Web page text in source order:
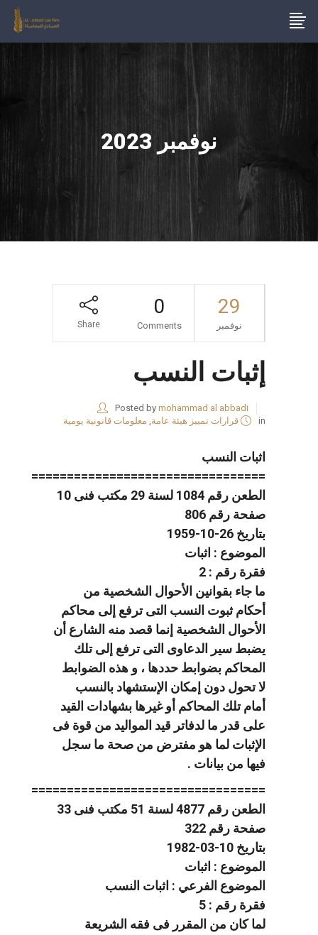
نوفمبر 2023
29
نوفمبر
0
Comments
Share
إثبات النسب
Posted by mohammad al abbadi
in
قرارات تمييز هيئة عامة, معلومات قانونية يومية
اثبات النسب
=================================
الطعن رقم 1084 لسنة 29 مكتب فنى 10
صفحة رقم 806
بتاريخ 26-10-1959
الموضوع : اثبات
فقرة رقم : 2
ما جاء بقوانين الأحوال الشخصية من
أحكام ثبوت النسب التى ترفع إلى محاكم
الأحوال الشخصية إنما قصد منه الشارع أن
يضبط سير الدعاوى التى ترفع إلى تلك
المحاكم بضوابط حددها ، و هذه الضوابط
لا تحول دون إمكان الإستشهاد بالنسب
أمام تلك المحاكم أو غيرها بشهادات القيد
على قدر ما لدفاتر قيد المواليد من قوة فى
الإثبات لما هو مفترض من صحة ما سجل
فيها من بيانات .
=================================
الطعن رقم 4877 لسنة 51 مكتب فنى 33
صفحة رقم 322
بتاريخ 10-03-1982
الموضوع : اثبات
الموضوع الفرعي : اثبات النسب
فقرة رقم : 5
لما كان من المقرر فى فقه الشريعة